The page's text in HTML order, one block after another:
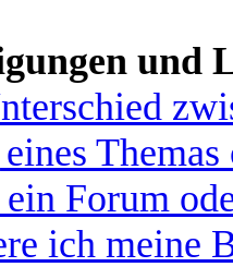
und
Forum
ich meine